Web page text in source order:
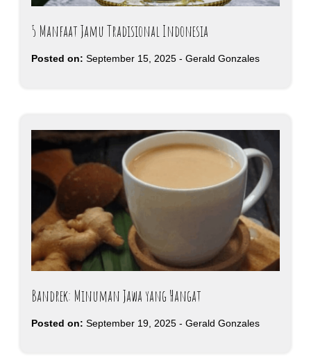
5 Manfaat Jamu Tradisional Indonesia
Posted on: September 15, 2025 - Gerald Gonzales
Bandrek: Minuman Jawa yang Hangat
Posted on: September 19, 2025 - Gerald Gonzales